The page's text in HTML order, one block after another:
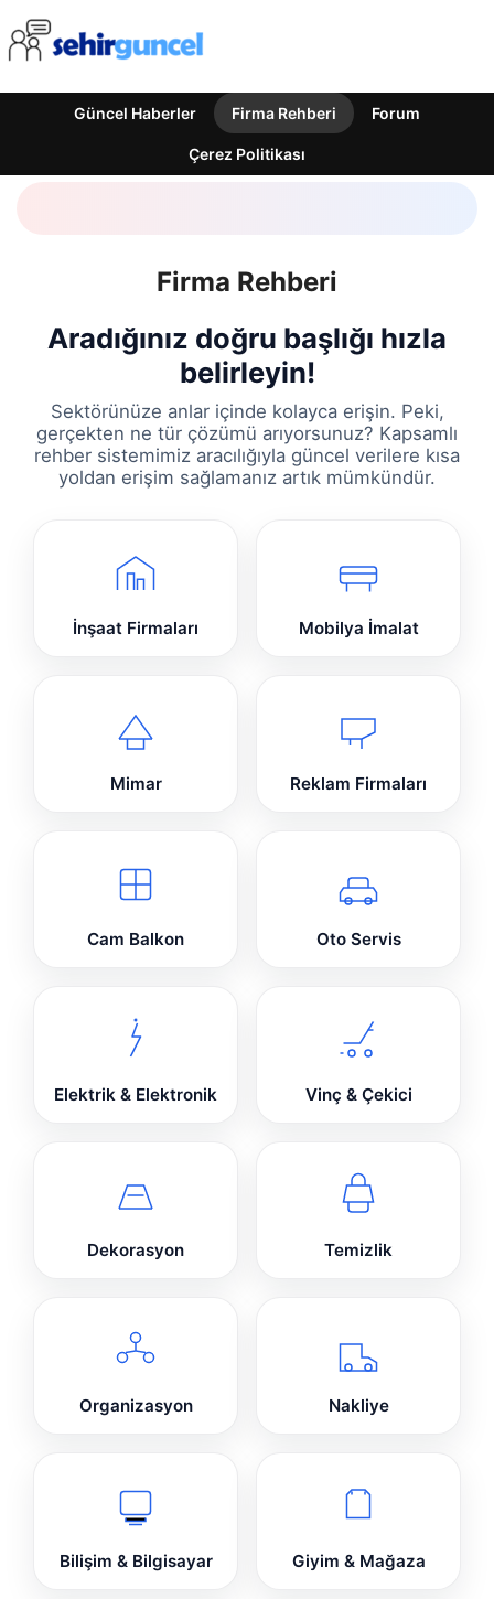
Güncel Haberler Firma Rehberi Forum
Çerez Politikası
Firma Rehberi
Aradığınız doğru başlığı hızla
belirleyin!
Sektörünüze anlar içinde kolayca erişin. Peki,
gerçekten ne tür çözümü arıyorsunuz? Kapsamlı
rehber sistemimiz aracılığıyla güncel verilere kısa
yoldan erişim sağlamanız artık mümkündür.
İnşaat Firmaları Mobilya İmalat
Mimar Reklam Firmaları
Cam Balkon Oto Servis
Elektrik & Elektronik Vinç & Çekici
Dekorasyon Temizlik
Organizasyon Nakliye
Bilişim & Bilgisayar Giyim & Mağaza